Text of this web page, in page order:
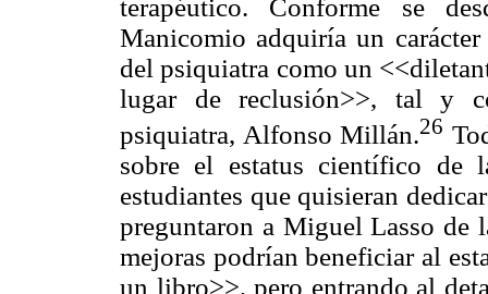
terapéutico. Conforme se
Manicomio adquiría un
del psiquiatra como un
lugar de reclusión>>, tal y
psiquiatra, Alfonso Millán.26
sobre el estatus científico de
estudiantes que quisieran
preguntaron a Miguel Lasso de
mejoras podrían beneficiar al
un libro>>, pero entrando al